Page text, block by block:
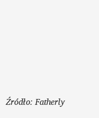
Źródło: Fatherly